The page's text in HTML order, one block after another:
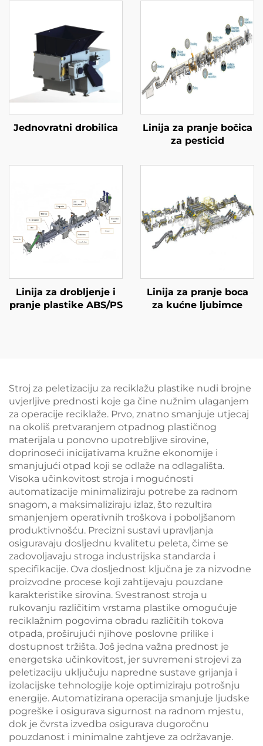
Jednovratni drobilica
Linija za pranje bočica
za pesticid
Linija za drobljenje i
pranje plastike ABS/PS
Linija za pranje boca
za kućne ljubimce
Stroj za peletizaciju za reciklažu plastike nudi brojne
uvjerljive prednosti koje ga čine nužnim ulaganjem
za operacije reciklaže. Prvo, znatno smanjuje utjecaj
na okoliš pretvaranjem otpadnog plastičnog
materijala u ponovno upotrebljive sirovine,
doprinoseći inicijativama kružne ekonomije i
smanjujući otpad koji se odlaže na odlagališta.
Visoka učinkovitost stroja i mogućnosti
automatizacije minimaliziraju potrebe za radnom
snagom, a maksimaliziraju izlaz, što rezultira
smanjenjem operativnih troškova i poboljšanom
produktivnošću. Precizni sustavi upravljanja
osiguravaju dosljednu kvalitetu peleta, čime se
zadovoljavaju stroga industrijska standarda i
specifikacije. Ova dosljednost ključna je za nizvodne
proizvodne procese koji zahtijevaju pouzdane
karakteristike sirovina. Svestranost stroja u
rukovanju različitim vrstama plastike omogućuje
reciklažnim pogovima obradu različitih tokova
otpada, proširujući njihove poslovne prilike i
dostupnost tržišta. Još jedna važna prednost je
energetska učinkovitost, jer suvremeni strojevi za
peletizaciju uključuju napredne sustave grijanja i
izolacijske tehnologije koje optimiziraju potrošnju
energije. Automatizirana operacija smanjuje ljudske
pogreške i osigurava sigurnost na radnom mjestu,
dok je čvrsta izvedba osigurava dugoročnu
pouzdanost i minimalne zahtjeve za održavanje.